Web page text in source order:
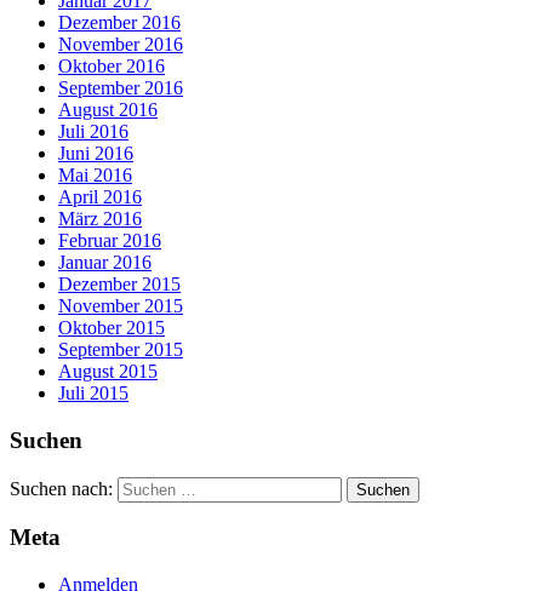
Dezember 2016
November 2016
Oktober 2016
September 2016
August 2016
Juli 2016
Juni 2016
Mai 2016
April 2016
März 2016
Februar 2016
Januar 2016
Dezember 2015
November 2015
Oktober 2015
September 2015
August 2015
Juli 2015
Suchen
Suchen nach:
Meta
Anmelden